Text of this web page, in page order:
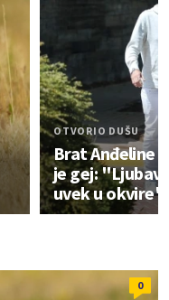
OTVORIO DUŠU
Brat Anđeline
je gej: "Ljubav
uvek u okvire"
0